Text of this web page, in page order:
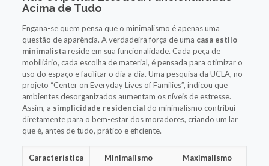
Acima de Tudo
Engana-se quem pensa que o minimalismo é apenas uma
questão de aparência. A verdadeira força de uma casa estilo
minimalistareside em sua funcionalidade. Cada peça de
mobiliário, cada escolha de material, é pensada para otimizar o
uso do espaço e facilitar o dia a dia. Uma pesquisa da UCLA, no
projeto “Center on Everyday Lives of Families”, indicou que
ambientes desorganizados aumentam os níveis de estresse.
Assim, a simplicidade residencial do minimalismo contribui
diretamente para o bem-estar dos moradores, criando um lar
que é, antes de tudo, prático e eficiente.
Característica Minimalismo Maximalismo